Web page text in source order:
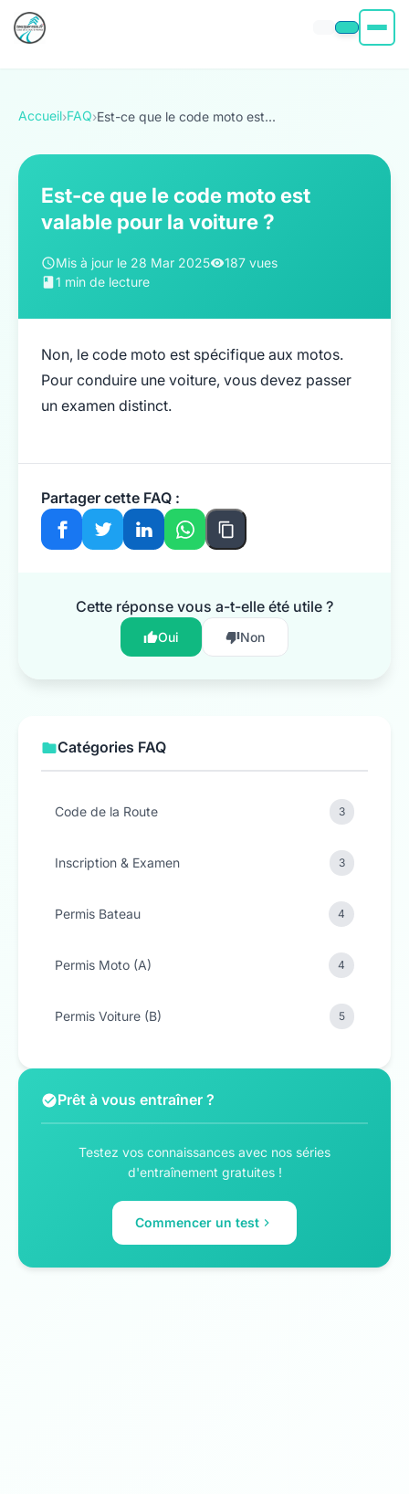
Poids Lourd
À propos
Accueil›FAQ›Est-ce que le code moto est...
Est-ce que le code moto est
valable pour la voiture ?
Mis à jour le 28 Mar 2025
187 vues
1 min de lecture
Non, le code moto est spécifique aux motos.
Pour conduire une voiture, vous devez passer
un examen distinct.
Partager cette FAQ :
Cette réponse vous a-t-elle été utile ?
Oui Non
Catégories FAQ
Code de la Route 3
Inscription & Examen 3
Permis Bateau 4
Permis Moto (A) 4
Permis Voiture (B) 5
Prêt à vous entraîner ?
Testez vos connaissances avec nos séries
d'entraînement gratuites !
Commencer un test